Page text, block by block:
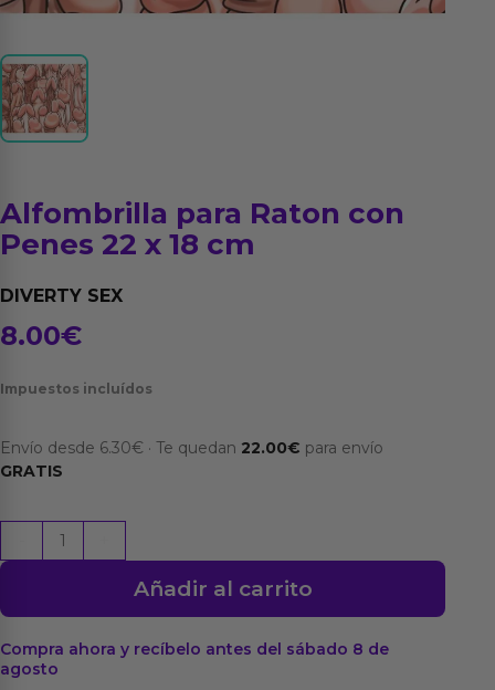
Alfombrilla para Raton con
Penes 22 x 18 cm
DIVERTY SEX
8.00€
Impuestos incluídos
Envío desde 6.30€ · Te quedan 22.00€ para envío
GRATIS
Alfombrilla
para
con
Penes
22
Añadir al carrito
Compra ahora y recíbelo antes del sábado 8 de
agosto